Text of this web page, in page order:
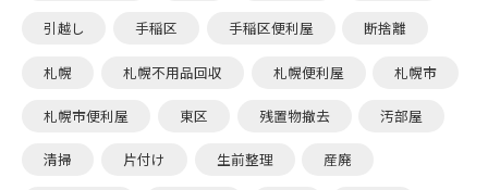
引越し 手稲区 手稲区便利屋 断捨離
札幌 札幌不用品回収 札幌便利屋 札幌市
札幌市便利屋 東区 残置物撤去 汚部屋
清掃 片付け 生前整理 産廃